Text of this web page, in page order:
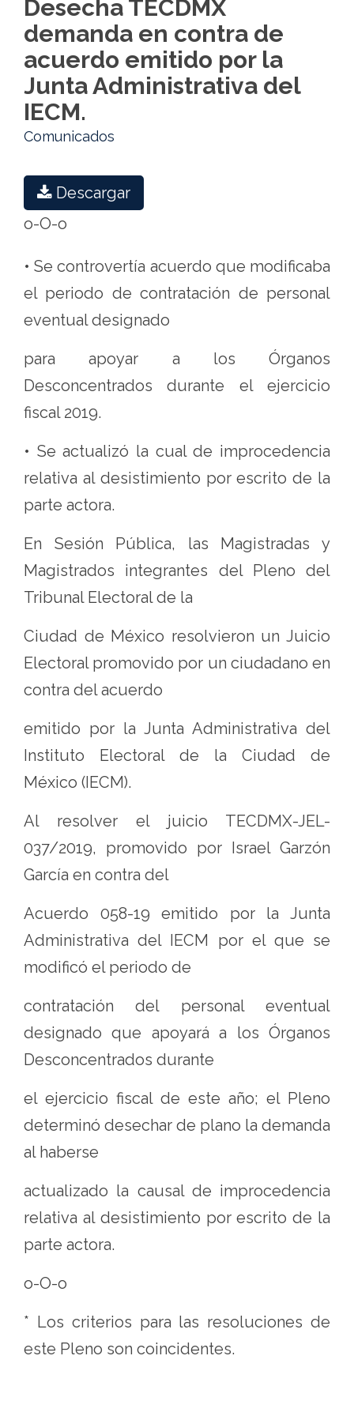
IECM.
Tribunal
Electoral
México
Desecha TECDMX
demanda en contra de
acuerdo emitido por la
Junta Administrativa del
IECM.
Comunicados
Descargar
o-O-o
• Se controvertía acuerdo que modificaba
el periodo de contratación de personal
eventual designado
para apoyar a los Órganos
Desconcentrados durante el ejercicio
fiscal 2019.
• Se actualizó la cual de improcedencia
relativa al desistimiento por escrito de la
parte actora.
En Sesión Pública, las Magistradas y
Magistrados integrantes del Pleno del
Tribunal Electoral de la
Ciudad de México resolvieron un Juicio
Electoral promovido por un ciudadano en
contra del acuerdo
emitido por la Junta Administrativa del
Instituto Electoral de la Ciudad de
México (IECM).
Al resolver el juicio TECDMX-JEL-
037/2019, promovido por Israel Garzón
García en contra del
Acuerdo 058-19 emitido por la Junta
Administrativa del IECM por el que se
modificó el periodo de
contratación del personal eventual
designado que apoyará a los Órganos
Desconcentrados durante
el ejercicio fiscal de este año; el Pleno
determinó desechar de plano la demanda
al haberse
actualizado la causal de improcedencia
relativa al desistimiento por escrito de la
parte actora.
o-O-o
* Los criterios para las resoluciones de
este Pleno son coincidentes.